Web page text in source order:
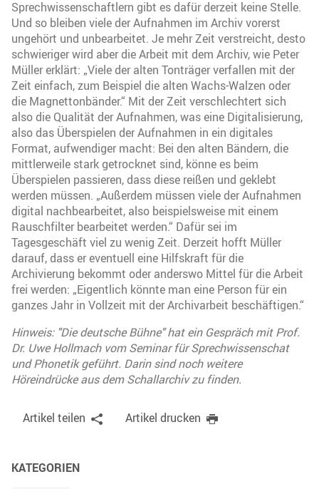
Sprechwissenschaftlern gibt es dafür derzeit keine Stelle.
Und so bleiben viele der Aufnahmen im Archiv vorerst
ungehört und unbearbeitet. Je mehr Zeit verstreicht, desto
schwieriger wird aber die Arbeit mit dem Archiv, wie Peter
Müller erklärt: „Viele der alten Tonträger verfallen mit der
Zeit einfach, zum Beispiel die alten Wachs-Walzen oder
die Magnettonbänder.“ Mit der Zeit verschlechtert sich
also die Qualität der Aufnahmen, was eine Digitalisierung,
also das Überspielen der Aufnahmen in ein digitales
Format, aufwendiger macht: Bei den alten Bändern, die
mittlerweile stark getrocknet sind, könne es beim
Überspielen passieren, dass diese reißen und geklebt
werden müssen. „Außerdem müssen viele der Aufnahmen
digital nachbearbeitet, also beispielsweise mit einem
Rauschfilter bearbeitet werden.“ Dafür sei im
Tagesgeschäft viel zu wenig Zeit. Derzeit hofft Müller
darauf, dass er eventuell eine Hilfskraft für die
Archivierung bekommt oder anderswo Mittel für die Arbeit
frei werden: „Eigentlich könnte man eine Person für ein
ganzes Jahr in Vollzeit mit der Archivarbeit beschäftigen.“
Hinweis: "Die deutsche Bühne" hat ein Gespräch mit Prof.
Dr. Uwe Hollmach vom Seminar für Sprechwissenschat
und Phonetik geführt. Darin sind noch weitere
Höreindrücke aus dem Schallarchiv zu finden.
Artikel teilen Artikel drucken
KATEGORIEN